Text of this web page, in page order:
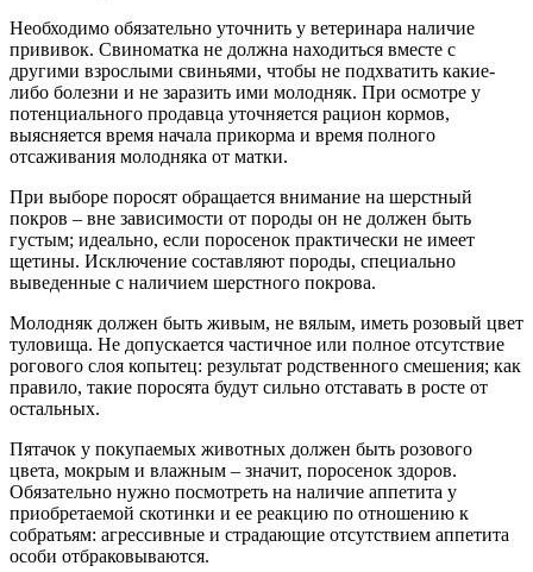
Необходимо обязательно уточнить у ветеринара наличие
прививок. Свиноматка не должна находиться вместе с
другими взрослыми свиньями, чтобы не подхватить какие-
либо болезни и не заразить ими молодняк. При осмотре у
потенциального продавца уточняется рацион кормов,
выясняется время начала прикорма и время полного
отсаживания молодняка от матки.
При выборе поросят обращается внимание на шерстный
покров – вне зависимости от породы он не должен быть
густым; идеально, если поросенок практически не имеет
щетины. Исключение составляют породы, специально
выведенные с наличием шерстного покрова.
Молодняк должен быть живым, не вялым, иметь розовый цвет
туловища. Не допускается частичное или полное отсутствие
рогового слоя копытец: результат родственного смешения; как
правило, такие поросята будут сильно отставать в росте от
остальных.
Пятачок у покупаемых животных должен быть розового
цвета, мокрым и влажным – значит, поросенок здоров.
Обязательно нужно посмотреть на наличие аппетита у
приобретаемой скотинки и ее реакцию по отношению к
собратьям: агрессивные и страдающие отсутствием аппетита
особи отбраковываются.